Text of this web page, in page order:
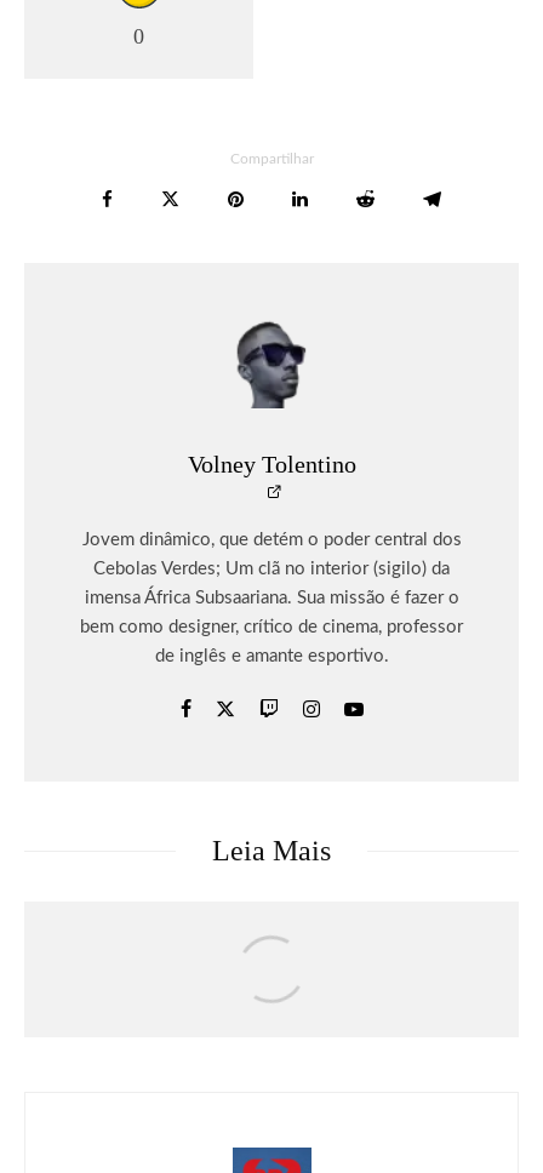
0
Compartilhar
Volney Tolentino
Jovem dinâmico, que detém o poder central dos
Cebolas Verdes; Um clã no interior (sigilo) da
imensa África Subsaariana. Sua missão é fazer o
bem como designer, crítico de cinema, professor
de inglês e amante esportivo.
Leia Mais
DRAGON BALL: SPARKING! ZERO
BREAKING NEO, já disponível para PC